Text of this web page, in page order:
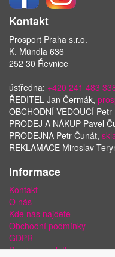
Kontakt
Prosport Praha s.r.o.
K. Mündla 636
252 30 Řevnice
ústředna: +420 241 483
ŘEDITEL Jan Čermák,
OBCHODNÍ VEDOUCÍ
PRODEJ A NÁKUP Pavel
PRODEJNA Petr Čunát,
REKLAMACE Miroslav
Informace
Kontakt
O nás
Kde nás najdete
Obchodní podmínky
GDPR
Doprava a platba